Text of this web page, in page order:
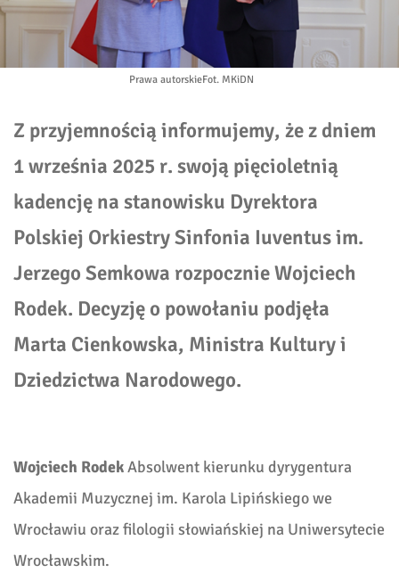
Prawa autorskieFot. MKiDN
Z przyjemnością informujemy, że z dniem
1 września 2025 r. swoją pięcioletnią
kadencję na stanowisku Dyrektora
Polskiej Orkiestry Sinfonia Iuventus im.
Jerzego Semkowa rozpocznie Wojciech
Rodek. Decyzję o powołaniu podjęła
Marta Cienkowska, Ministra Kultury i
Dziedzictwa Narodowego.
Wojciech RodekAbsolwent kierunku dyrygentura
Akademii Muzycznej im. Karola Lipińskiego we
Wrocławiu oraz filologii słowiańskiej na Uniwersytecie
Wrocławskim.